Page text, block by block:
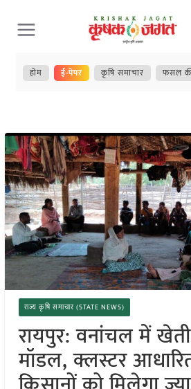
Skip
to
content
होम ई-पेपर कृषि समाचार फसल
राज्य कृषि समाचार (STATE NEWS)
रायपुर: वनांचल में
मॉडल, क्लस्टर